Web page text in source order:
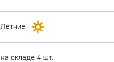
Летние
на складе 4 шт.